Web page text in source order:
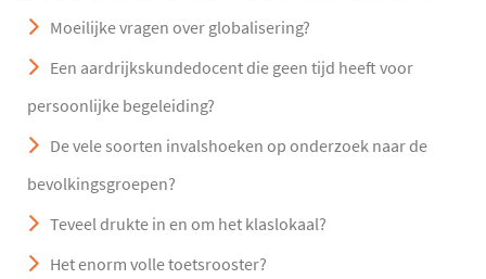
Moeilijke vragen over globalisering?
Een aardrijkskundedocent die geen tijd heeft voor
persoonlijke begeleiding?
De vele soorten invalshoeken op onderzoek naar de
bevolkingsgroepen?
Teveel drukte in en om het klaslokaal?
Het enorm volle toetsrooster?